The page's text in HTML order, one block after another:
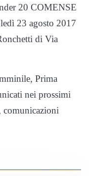
20 COMENSE
23 agosto 2017
di Via
Prima
nei prossimi